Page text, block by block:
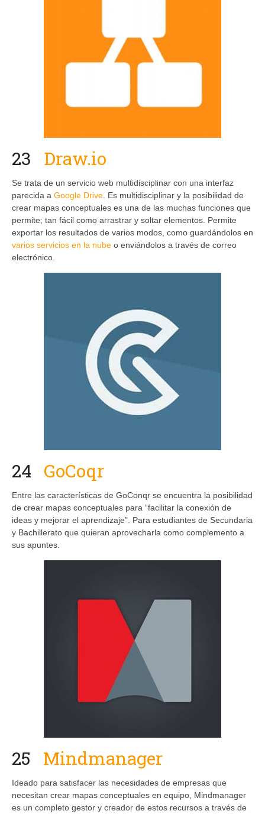
23 Draw.io
Se trata de un servicio web multidisciplinar con una interfaz
parecida a Google Drive . Es multidisciplinar y la posibilidad de
crear mapas conceptuales es una de las muchas funciones que
permite; tan fácil como arrastrar y soltar elementos. Permite
exportar los resultados de varios modos, como guardándolos en
varios servicios en la nube o enviándolos a través de correo
electrónico.
24 GoCoqr
Entre las características de GoConqr se encuentra la posibilidad
de crear mapas conceptuales para “facilitar la conexión de
ideas y mejorar el aprendizaje”. Para estudiantes de Secundaria
y Bachillerato que quieran aprovecharla como complemento a
sus apuntes.
25 Mindmanager
Ideado para satisfacer las necesidades de empresas que
necesitan crear mapas conceptuales en equipo, Mindmanager
es un completo gestor y creador de estos recursos a través de